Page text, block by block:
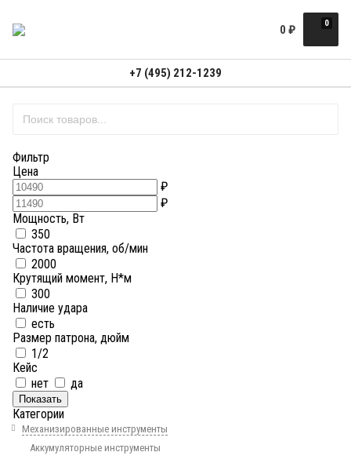
0
0 ₽
+7 (495) 212-1239
Фильтр
Цена
₽
₽
Мощность, Вт
350
Частота вращения, об/мин
2000
Крутящий момент, Н*м
300
Наличие удара
есть
Размер патрона, дюйм
1/2
Кейс
нет
да
Показать
Категории
Механизированные инструменты
Аккумуляторные инструменты